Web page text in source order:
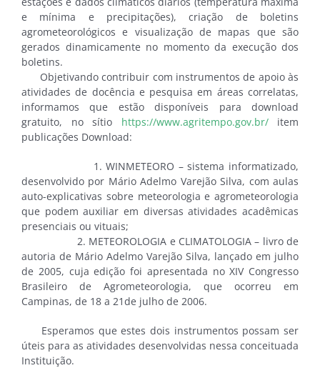
e mínima e precipitações), criação de boletins
agrometeorológicos e visualização de mapas que são
gerados dinamicamente no momento da execução dos
boletins.
Objetivando contribuir com instrumentos de apoio às
atividades de docência e pesquisa em áreas correlatas,
informamos que estão disponíveis para download
gratuito, no sítio https://www.agritempo.gov.br/item
publicações Download:
1. WINMETEORO – sistema informatizado,
desenvolvido por Mário Adelmo Varejão Silva, com aulas
auto-explicativas sobre meteorologia e agrometeorologia
que podem auxiliar em diversas atividades acadêmicas
presenciais ou vituais;
2. METEOROLOGIA e CLIMATOLOGIA – livro de
autoria de Mário Adelmo Varejão Silva, lançado em julho
de 2005, cuja edição foi apresentada no XIV Congresso
Brasileiro de Agrometeorologia, que ocorreu em
Campinas, de 18 a 21de julho de 2006.
Esperamos que estes dois instrumentos possam ser
úteis para as atividades desenvolvidas nessa conceituada
Instituição.